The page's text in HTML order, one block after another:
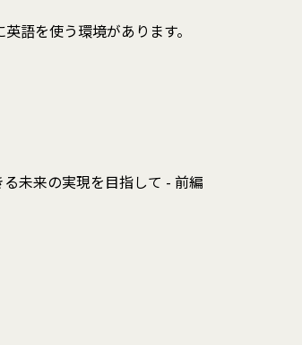
語を使う環境があります。
未来の実現を目指して - 前編